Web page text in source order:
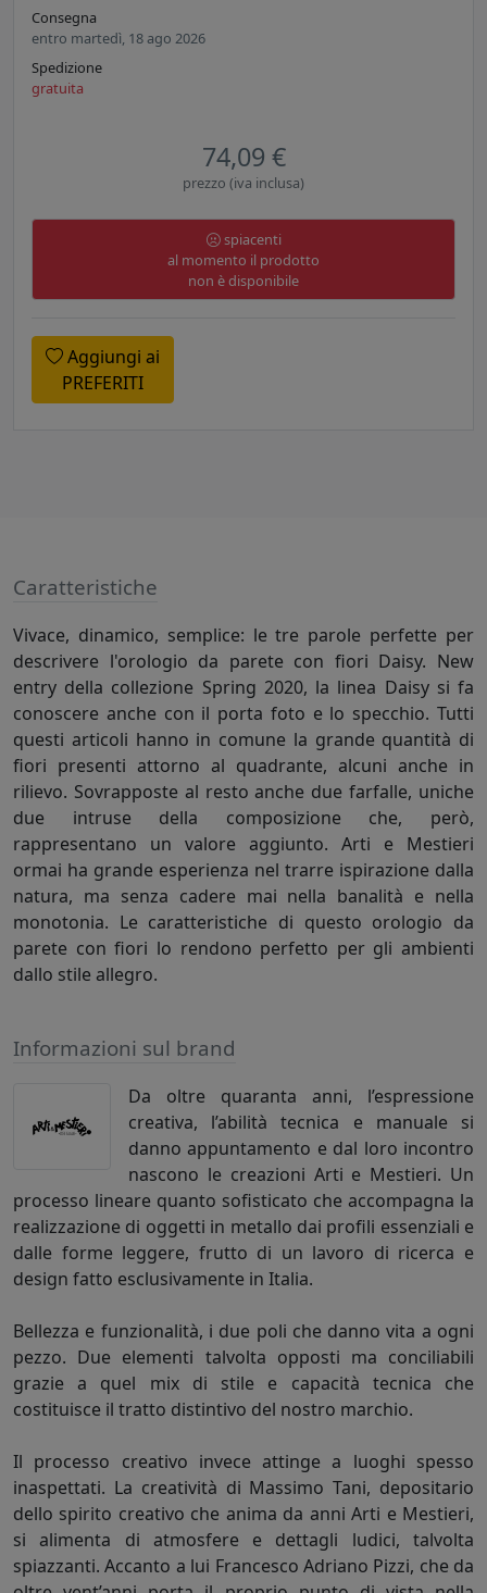
Consegna
entro martedì, 18 ago 2026
Spedizione
gratuita
74,09 €
prezzo (iva inclusa)
spiacenti
al momento il prodotto
non è disponibile
Aggiungi ai
PREFERITI
Caratteristiche
Vivace, dinamico, semplice: le tre parole perfette per
descrivere l'orologio da parete con fiori Daisy. New
entry della collezione Spring 2020, la linea Daisy si fa
conoscere anche con il porta foto e lo specchio. Tutti
questi articoli hanno in comune la grande quantità di
fiori presenti attorno al quadrante, alcuni anche in
rilievo. Sovrapposte al resto anche due farfalle, uniche
due intruse della composizione che, però,
rappresentano un valore aggiunto. Arti e Mestieri
ormai ha grande esperienza nel trarre ispirazione dalla
natura, ma senza cadere mai nella banalità e nella
monotonia. Le caratteristiche di questo orologio da
parete con fiori lo rendono perfetto per gli ambienti
dallo stile allegro.
Informazioni sul brand
Da oltre quaranta anni, l’espressione
creativa, l’abilità tecnica e manuale si
danno appuntamento e dal loro incontro
nascono le creazioni Arti e Mestieri. Un
processo lineare quanto sofisticato che accompagna la
realizzazione di oggetti in metallo dai profili essenziali e
dalle forme leggere, frutto di un lavoro di ricerca e
design fatto esclusivamente in Italia.
Bellezza e funzionalità, i due poli che danno vita a ogni
pezzo. Due elementi talvolta opposti ma conciliabili
grazie a quel mix di stile e capacità tecnica che
costituisce il tratto distintivo del nostro marchio.
Il processo creativo invece attinge a luoghi spesso
inaspettati. La creatività di Massimo Tani, depositario
dello spirito creativo che anima da anni Arti e Mestieri,
si alimenta di atmosfere e dettagli ludici, talvolta
spiazzanti. Accanto a lui Francesco Adriano Pizzi, che da